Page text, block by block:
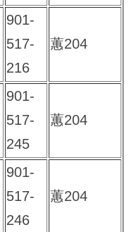
901-
517-
216
蕙204
901-
517-
245
蕙204
901-
517-
246
蕙204